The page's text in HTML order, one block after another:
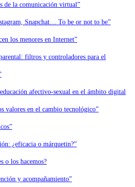
de la comunicación virtual”
Snapchat… To be or not to be”
los menores en Internet”
filtros y controladores para el
afectivo-sexual en el ámbito digital
valores en el cambio tecnológico”
¿eficacia o márquetin?”
o los hacemos?
y acompañamiento”